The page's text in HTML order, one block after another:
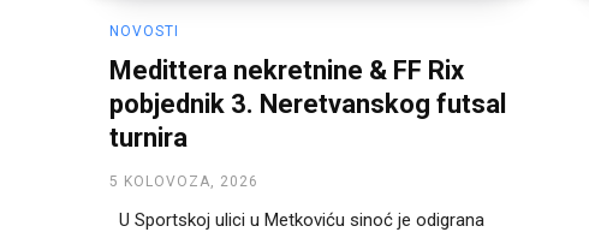
NOVOSTI
Medittera nekretnine & FF Rix
pobjednik 3. Neretvanskog futsal
turnira
5 KOLOVOZA, 2026
U Sportskoj ulici u Metkoviću sinoć je odigrana